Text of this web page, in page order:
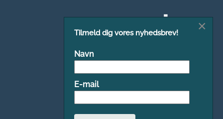
×
Tilmeld dig vores nyhedsbrev!
Navn
E-mail